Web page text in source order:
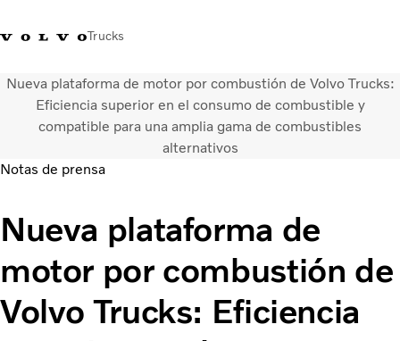
Trucks
Soluciones de transporte
Camiones
Distribuidor Volvo Trucks
Contacto
Truck Builder
Nueva plataforma de motor por combustión de Volvo Trucks:
Eficiencia superior en el consumo de combustible y
compatible para una amplia gama de combustibles
alternativos
Notas de prensa
Nueva plataforma de
motor por combustión de
Volvo Trucks: Eficiencia